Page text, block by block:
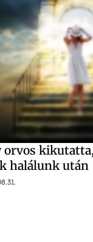
orvos
halálunk után